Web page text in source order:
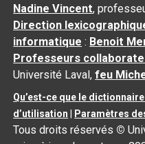
Nadine Vincent,
Direction
informatique : Benoit
Professeurs
Université Laval,feu
Qu’est-ce que le
d’utilisation
Paramètres
Tous droits réservés ©